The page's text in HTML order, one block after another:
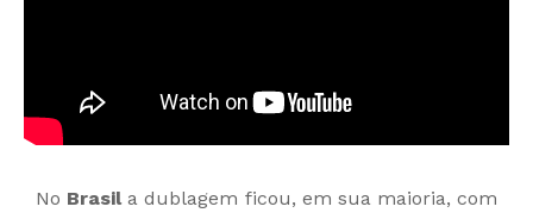
No Brasila dublagem ficou, em sua maioria, com